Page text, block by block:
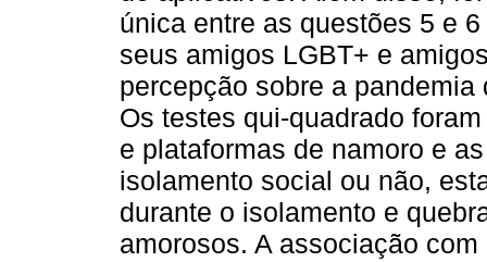
única entre as questões 5 e
seus amigos LGBT+ e
percepção sobre a
Os testes qui-quadrado
e plataformas de namoro e
isolamento social ou não,
durante o isolamento e
amorosos. A associação